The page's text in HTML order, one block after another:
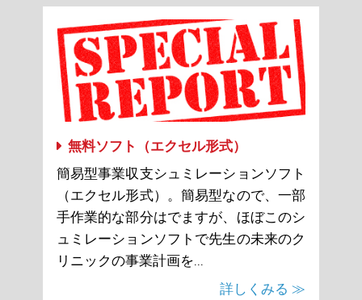
無料ソフト（エクセル形式）
簡易型事業収支シュミレーションソフト
（エクセル形式）。簡易型なので、一部
手作業的な部分はでますが、ほぼこのシ
ュミレーションソフトで先生の未来のク
リニックの事業計画を...
詳しくみる ≫